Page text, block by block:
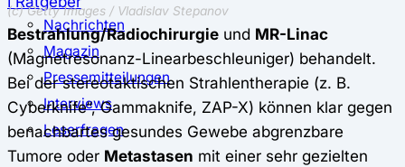
Nachrichten
Magazin
Pressemitteilungen
Interviews
Leserfragen
(c) Getty Images / Vladislav Stepanov
Bestrahlung/Radiochirurgie und MR-Linac
(Magnetresonanz-Linearbeschleuniger) behandelt.
Bei der stereotaktischen Strahlentherapie (z. B.
Cyberknife“, Gammaknife, ZAP-X) können klar gegen
benachbartes gesundes Gewebe abgrenzbare
Tumore oder Metastasen mit einer sehr gezielten